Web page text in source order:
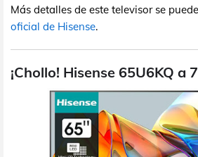
Más detalles de este televisor se
oficial de Hisense.
¡Chollo! Hisense 65U6KQ a